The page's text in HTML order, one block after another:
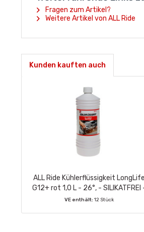
Fragen zum Artikel?
Weitere Artikel von ALL Ride
Kunden kauften auch
ALL Ride Kühlerflüssigkeit LongLife
G12+ rot 1,0 L - 26°, - SILIKATFREI
VE enthält: 12 Stück